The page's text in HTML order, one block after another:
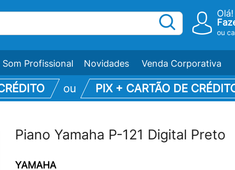
Olá!
ou
Som Profissional Novidades Venda Corporativa
ou PIX + CARTÃO DE
Piano Yamaha P-121 Digital Preto
YAMAHA